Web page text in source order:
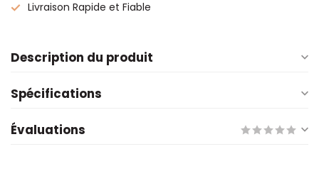
Livraison Rapide et Fiable
Description du produit
Spécifications
Évaluations